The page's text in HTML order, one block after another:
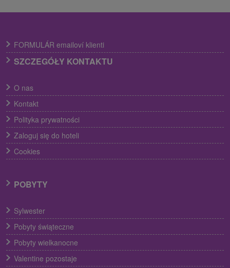
FORMULÁR emailoví klienti
SZCZEGÓŁY KONTAKTU
O nas
Kontakt
Polityka prywatności
Zaloguj się do hoteli
Cookies
POBYTY
Sylwester
Pobyty świąteczne
Pobyty wielkanocne
Valentine pozostaje